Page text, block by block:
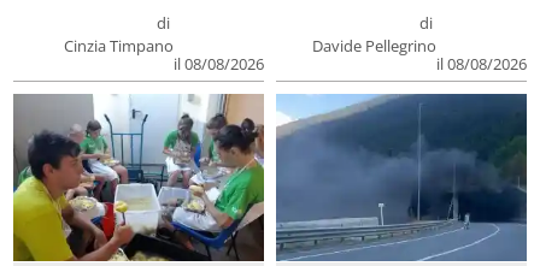
di
Cinzia Timpano
il 08/08/2026
di
Davide Pellegrino
il 08/08/2026